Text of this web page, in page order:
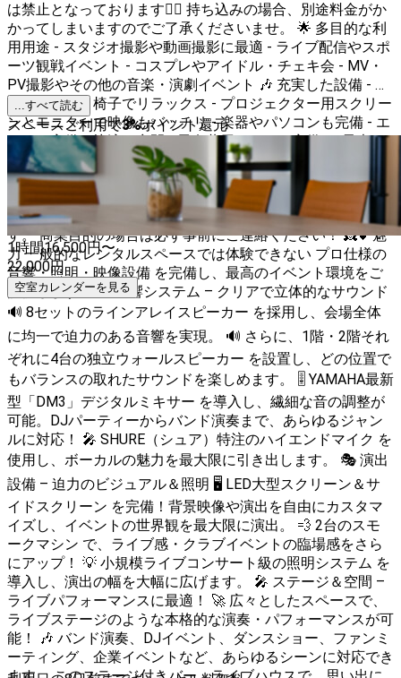
は禁止となっております🙇‍♀️ 持ち込みの場合、別途料金がか
かってしまいますのでご了承くださいませ。 🌟 多目的な利
用用途 - スタジオ撮影や動画撮影に最適 - ライブ配信やスポ
ーツ観戦イベント - コスプレやアイドル・チェキ会 - MV・
PV撮影やその他の音楽・演劇イベント 🎶 充実した設備 - 快
適なソファと椅子でリラックス - プロジェクター用スクリー
ンとモニターで映像もバッチリ - 楽器やパソコンも完備 - エ
アコン完備で快適な空間 - 男女共用トイレも完備 🎉 最大
200名収容可能 広さ100㎡のスペースで、最大200名までの
イベントが可能です。大人数のイベントでも安心してご利用
いただけます。 💡商業目的による利用について DJイベント
やコンサートに関して、最大限ご協力できるように対応しま
す。 商業目的の場合は必ず事前にご連絡ください！ 👸💕魅
力 一般的なレンタルスペースでは体験できない プロ仕様の
音響・照明・映像設備 を完備し、最高のイベント環境をご
提供します！ 🎵 音響システム – クリアで立体的なサウンド
🔊 8セットのラインアレイスピーカー を採用し、会場全体
に均一で迫力のある音響を実現。 🔊 さらに、1階・2階それ
ぞれに4台の独立ウォールスピーカー を設置し、どの位置で
もバランスの取れたサウンドを楽しめます。 🎚 YAMAHA最新
型「DM3」デジタルミキサー を導入し、繊細な音の調整が
可能。DJパーティーからバンド演奏まで、あらゆるジャン
ルに対応！ 🎤 SHURE（シュア）特注のハイエンドマイク を
使用し、ボーカルの魅力を最大限に引き出します。 🎭 演出
設備 – 迫力のビジュアル＆照明 🖥 LED大型スクリーン＆サ
イドスクリーン を完備！背景映像や演出を自由にカスタマ
イズし、イベントの世界観を最大限に演出。 💨 2台のスモ
ークマシン で、ライブ感・クラブイベントの臨場感をさら
にアップ！ 💡 小規模ライブコンサート級の照明システム を
導入し、演出の幅を大幅に広げます。 🎤 ステージ＆空間 –
ライブパフォーマンスに最適！ 🚀 広々としたスペースで、
ライブステージのような本格的な演奏・パフォーマンスが可
能！ 🎶 バンド演奏、DJイベント、ダンスショー、ファンミ
ーティング、企業イベントなど、あらゆるシーンに対応でき
...すべて読む
スペースご利用で3%ポイント還元
1時間16,500円〜
22,000円
空室カレンダーを見る